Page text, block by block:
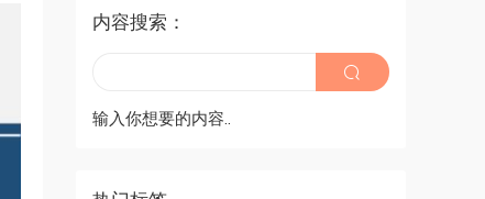
内容搜索：
输入你想要的内容..